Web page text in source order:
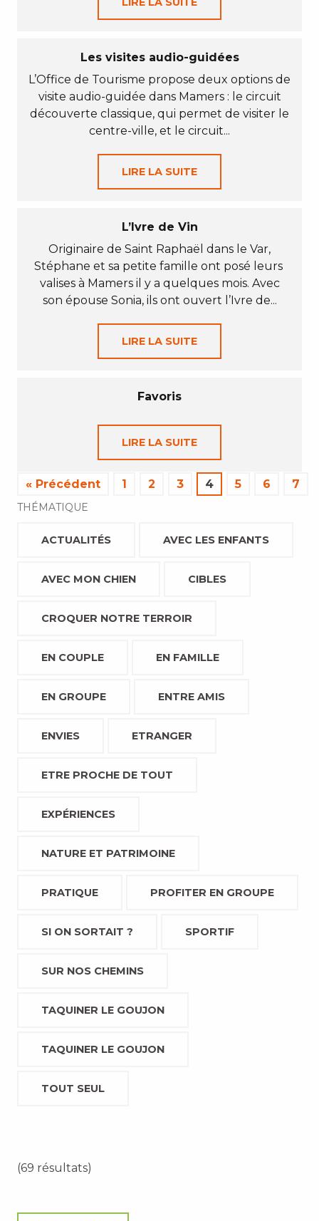
Les visites audio-guidées
L’Office de Tourisme propose deux options de
visite audio-guidée dans Mamers : le circuit
découverte classique, qui permet de visiter le
centre-ville, et le circuit...
LIRE LA SUITE
L’Ivre de Vin
Originaire de Saint Raphaël dans le Var,
Stéphane et sa petite famille ont posé leurs
valises à Mamers il y a quelques mois. Avec
son épouse Sonia, ils ont ouvert l’Ivre de...
LIRE LA SUITE
Favoris
LIRE LA SUITE
« Précédent 1 2 3 4 5 6 7
THÉMATIQUE
ACTUALITÉS AVEC LES ENFANTS
AVEC MON CHIEN CIBLES
CROQUER NOTRE TERROIR
EN COUPLE EN FAMILLE
EN GROUPE ENTRE AMIS
ENVIES ETRANGER
ETRE PROCHE DE TOUT
EXPÉRIENCES
NATURE ET PATRIMOINE
PRATIQUE PROFITER EN GROUPE
SI ON SORTAIT ? SPORTIF
SUR NOS CHEMINS
TAQUINER LE GOUJON
TAQUINER LE GOUJON
TOUT SEUL
(69 résultats)